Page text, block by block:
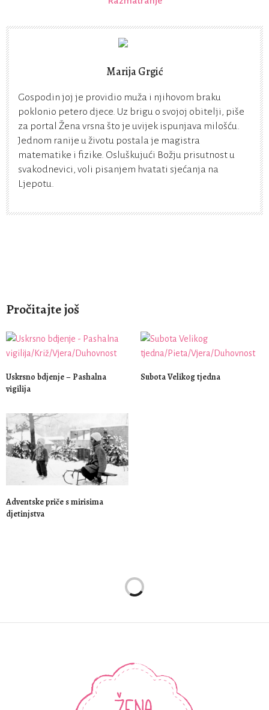
Marija Grgić
Gospodin joj je providio muža i njihovom braku
poklonio petero djece. Uz brigu o svojoj obitelji, piše
za portal Žena vrsna što je uvijek ispunjava milošću.
Jednom ranije u životu postala je magistra
matematike i fizike. Osluškujući Božju prisutnost u
svakodnevici, voli pisanjem hvatati sjećanja na
Ljepotu.
Pročitajte još
Uskrsno bdjenje – Pashalna
vigilija
Subota Velikog tjedna
Adventske priče s mirisima
djetinjstva